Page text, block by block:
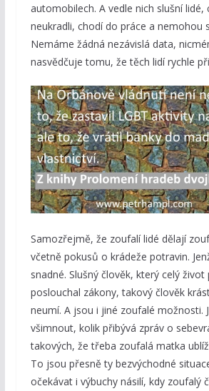
automobilech. A vedle nich slušní lidé,
neukradli, chodí do práce a nemohou
Nemáme žádná nezávislá data,
nasvědčuje tomu, že těch lidí rychle
Samozřejmě, že zoufalí lidé dělají
včetně pokusů o krádeže potravin.
snadné. Slušný člověk, který celý život
poslouchal zákony, takový člověk
neumí. A jsou i jiné zoufalé možnosti.
všimnout, kolik přibývá zpráv o
takových, že třeba zoufalá matka
To jsou přesně ty bezvýchodné
očekávat i výbuchy násilí, kdy zoufalý